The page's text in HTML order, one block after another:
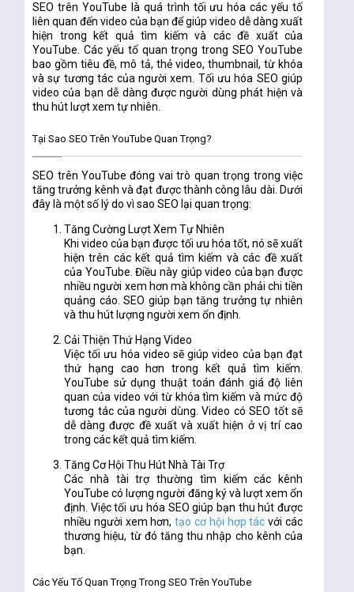
SEO trên YouTube là quá trình tối ưu hóa các yếu tố
liên quan đến video của bạn để giúp video dễ dàng xuất
hiện trong kết quả tìm kiếm và các đề xuất của
YouTube. Các yếu tố quan trọng trong SEO YouTube
bao gồm tiêu đề, mô tả, thẻ video, thumbnail, từ khóa
và sự tương tác của người xem. Tối ưu hóa SEO giúp
video của bạn dễ dàng được người dùng phát hiện và
thu hút lượt xem tự nhiên.
Tại Sao SEO Trên YouTube Quan Trọng?
SEO trên YouTube đóng vai trò quan trọng trong việc
tăng trưởng kênh và đạt được thành công lâu dài. Dưới
đây là một số lý do vì sao SEO lại quan trọng:
Tăng Cường Lượt Xem Tự Nhiên
Khi video của bạn được tối ưu hóa tốt, nó sẽ xuất
hiện trên các kết quả tìm kiếm và các đề xuất
của YouTube. Điều này giúp video của bạn được
nhiều người xem hơn mà không cần phải chi tiền
quảng cáo. SEO giúp bạn tăng trưởng tự nhiên
và thu hút lượng người xem ổn định.
Cải Thiện Thứ Hạng Video
Việc tối ưu hóa video sẽ giúp video của bạn đạt
thứ hạng cao hơn trong kết quả tìm kiếm.
YouTube sử dụng thuật toán đánh giá độ liên
quan của video với từ khóa tìm kiếm và mức độ
tương tác của người dùng. Video có SEO tốt sẽ
dễ dàng được đề xuất và xuất hiện ở vị trí cao
trong các kết quả tìm kiếm.
Tăng Cơ Hội Thu Hút Nhà Tài Trợ
Các nhà tài trợ thường tìm kiếm các kênh
YouTube có lượng người đăng ký và lượt xem ổn
định. Việc tối ưu hóa SEO giúp bạn thu hút được
nhiều người xem hơn,tạo cơ hội hợp tác với các
thương hiệu, từ đó tăng thu nhập cho kênh của
bạn.
Các Yếu Tố Quan Trọng Trong SEO Trên YouTube